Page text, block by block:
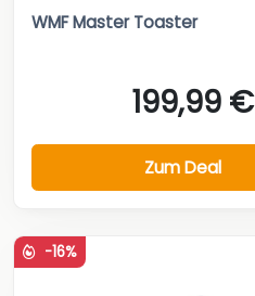
WMF Master Toaster
199,99 €
Zum Deal
-16%